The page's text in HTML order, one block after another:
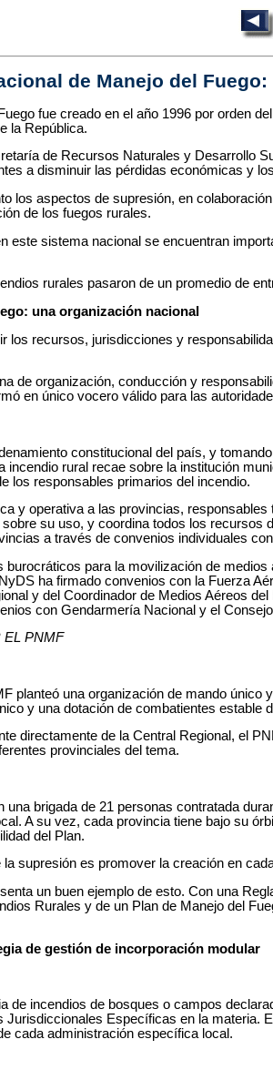
de Manejo del
fue creado en el año 1996 por orden
la República.
de Recursos Naturales y Desarrollo
a disminuir las pérdidas económicas y
los aspectos de supresión, en
de los fuegos rurales.
este sistema nacional se encuentran
rurales pasaron de un promedio de
una organización nacional
los recursos, jurisdicciones y
de organización, conducción y
en único vocero válido para las
constitucional del país, y
incendio rural recae sobre la institución
los responsables primarios del incendio.
y operativa a las provincias,
su uso, y coordina todos los
a través de convenios individuales
burocráticos para la movilización de
ha firmado convenios con la Fuerza
y del Coordinador de Medios Aéreos
con Gendarmería Nacional y el
EL PNMF
planteó una organización de mando
y una dotación de combatientes estable
directamente de la Central Regional, el
provinciales del tema.
una brigada de 21 personas contratada
A su vez, cada provincia tiene bajo su
del Plan.
la supresión es promover la creación en
un buen ejemplo de esto. Con una
Rurales y de un Plan de Manejo del
de gestión de incorporación modular
de incendios de bosques o campos
Jurisdiccionales Específicas en la materia.
cada administración específica local.